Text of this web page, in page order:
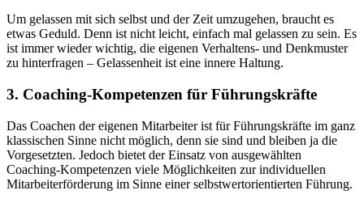
Um gelassen mit sich selbst und der Zeit umzugehen, braucht es
etwas Geduld. Denn ist nicht leicht, einfach mal gelassen zu sein. Es
ist immer wieder wichtig, die eigenen Verhaltens- und Denkmuster
zu hinterfragen – Gelassenheit ist eine innere Haltung.
3. Coaching-Kompetenzen für Führungskräfte
Das Coachen der eigenen Mitarbeiter ist für Führungskräfte im ganz
klassischen Sinne nicht möglich, denn sie sind und bleiben ja die
Vorgesetzten. Jedoch bietet der Einsatz von ausgewählten
Coaching-Kompetenzen viele Möglichkeiten zur individuellen
Mitarbeiterförderung im Sinne einer selbstwertorientierten Führung.